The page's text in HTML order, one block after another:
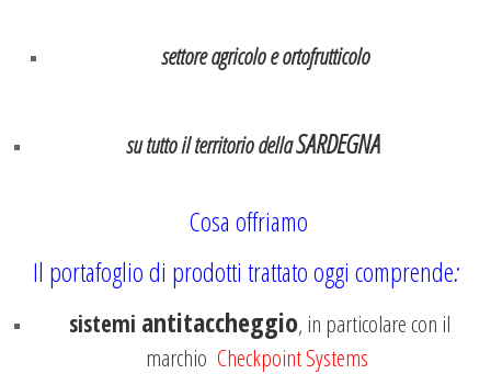
settore agricolo e ortofrutticolo
su tutto il territorio dellaSARDEGNA
Cosa offriamo
Il portafoglio di prodotti trattato oggi comprende:
sistemi antitaccheggio, in particolare con il
marchio Checkpoint Systems